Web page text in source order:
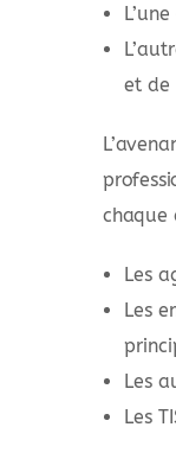
et de
chaque
Les
Les
Les
Les